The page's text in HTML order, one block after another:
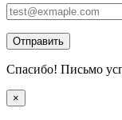
Отправить
Спасибо! Письмо
×